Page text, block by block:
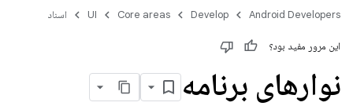
Android Developers
Develop
Core areas
UI اسناد
این مرور مفید بود؟
نوارهای برنامه